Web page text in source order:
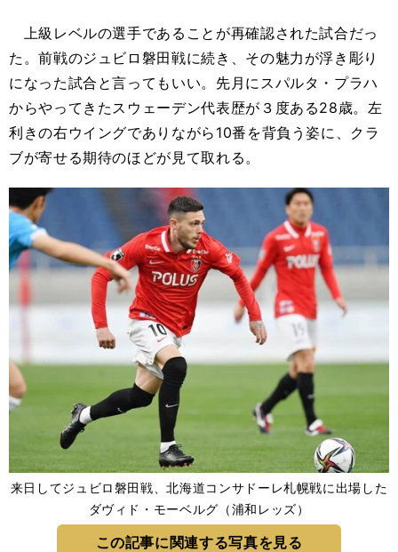
上級レベルの選手であることが再確認された試合だっ
た。前戦のジュビロ磐田戦に続き、その魅力が浮き彫り
になった試合と言ってもいい。先月にスパルタ・プラハ
からやってきたスウェーデン代表歴が３度ある28歳。左
利きの右ウイングでありながら10番を背負う姿に、クラ
ブが寄せる期待のほどが見て取れる。
来日してジュビロ磐田戦、北海道コンサドーレ札幌戦に出場した
ダヴィド・モーベルグ（浦和レッズ）
この記事に関連する写真を見る